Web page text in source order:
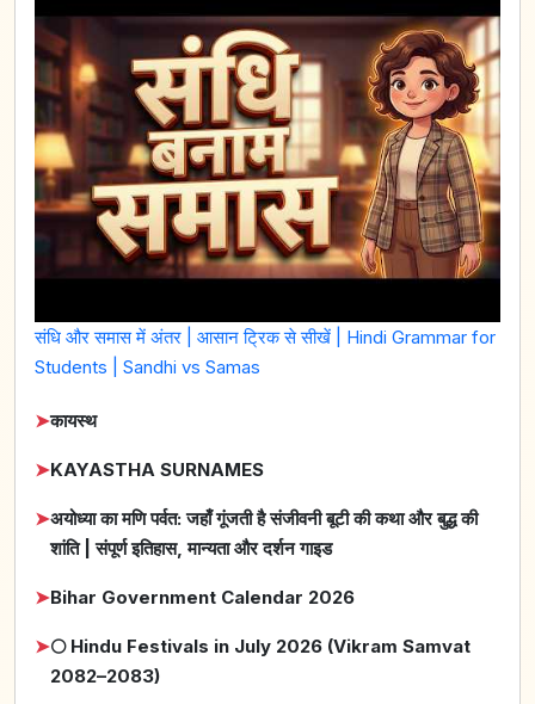
संधि और समास में अंतर | आसान ट्रिक से सीखें | Hindi Grammar for
Students | Sandhi vs Samas
➤कायस्थ
➤KAYASTHA SURNAMES
➤अयोध्या का मणि पर्वत: जहाँ गूंजती है संजीवनी बूटी की कथा और बुद्ध की
शांति | संपूर्ण इतिहास, मान्यता और दर्शन गाइड
➤Bihar Government Calendar 2026
➤🌕 Hindu Festivals in July 2026 (Vikram Samvat
2082–2083)